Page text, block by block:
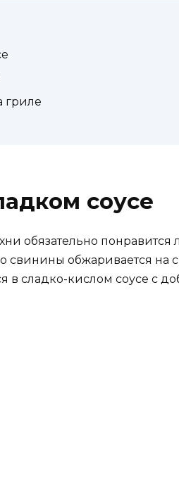
гриле
соусе
обязательно понравится
свинины обжаривается на
в сладко-кислом соусе с